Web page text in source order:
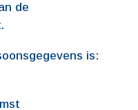
de
is: